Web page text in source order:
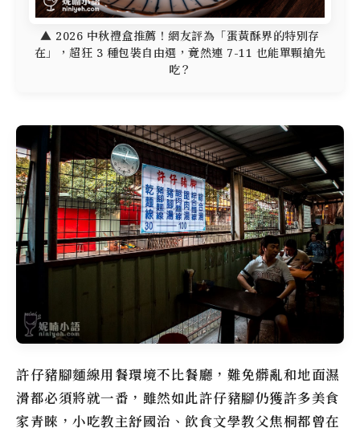
▲ 2026 中秋禮盒推薦！網友評為「蛋黃酥界的特別存
在」，超狂 3 種包裝自由選，竟然連 7-11 也能單顆搶先
吃？
許仔豬腳麵線用餐環境不比餐廳，難免髒亂和地面濕
滑都必須將就一番，雖然如此許仔豬腳仍獲許多美食
家青睞，小吃教主舒國治、飲食文學教父焦桐都曾在